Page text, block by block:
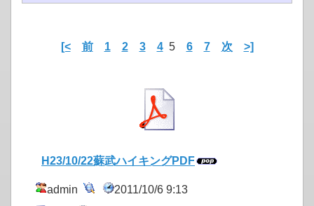
[< 前 1 2 3 45 6 7 次 >]
H23/10/22蘇武ハイキングPDF
admin
2011/10/6 9:13